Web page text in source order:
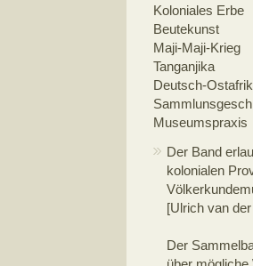
Koloniales Erbe
Beutekunst
Maji-Maji-Krieg
Tanganjika
Deutsch-
Museumspraxis
Der Band
kolonialen
[Ulrich van
Der